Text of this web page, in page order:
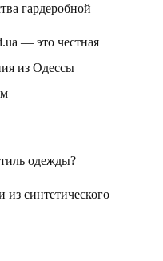
гардеробной
— это честная
из Одессы
одежды?
синтетического